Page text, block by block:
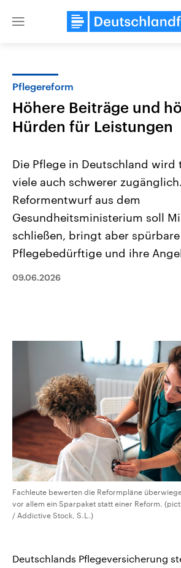
Close
Landtagswahl Sachsen-Anhalt
2026
Alle Informationen
Sachsen-Anhalt wählt am 6.
September 2026 einen neuen
Bundesland von einer Koalition aus
CDU, SPD und FDP regiert.-
Audio-Archiv
Pflegereform
Höhere Beiträge und
Hürden für Leistungen
Die Pflege in Deutschland wird
viele auch schwerer
Reformentwurf aus dem
Gesundheitsministerium soll
schließen, bringt aber
Pflegebedürftige und ihre
09.06.2026
Fachleute bewerten die Reformpläne
vor allem ein Sparpaket statt einer Reform.
/ Addictive Stock, S.L.)
Deutschlands Pflegeversicherung